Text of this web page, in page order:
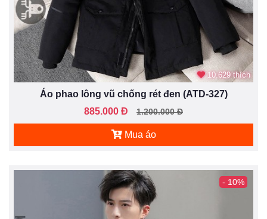
10.629 thích
Áo phao lông vũ chống rét đen (ATD-327)
885.000 Đ
1.200.000 Đ
Mua áo
- 10%